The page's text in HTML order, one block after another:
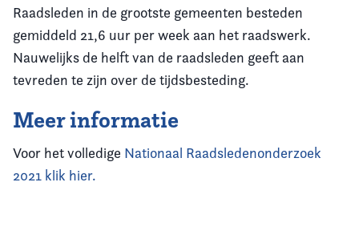
Raadsleden in de grootste gemeenten besteden
gemiddeld 21,6 uur per week aan het raadswerk.
Nauwelijks de helft van de raadsleden geeft aan
tevreden te zijn over de tijdsbesteding.
Meer informatie
Voor het volledige Nationaal Raadsledenonderzoek
2021 klik hier.